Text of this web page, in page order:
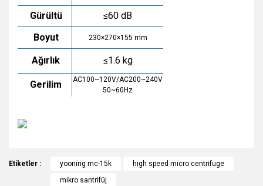
Gürültü
≤60 dB
Boyut
230×270×155 mm
Ağırlık ≤1.6 kg
Gerilim
AC100~120V/AC200~240V
50~60Hz
Bu ürüne ilk yorumu siz yapın!
konularda yetersiz gördüğünüz noktaları öneri formunu
kullanarak tarafımıza iletebilirsiniz.
Etiketler : yooning mc-15k
high speed micro centrifuge
mikro santrifüj